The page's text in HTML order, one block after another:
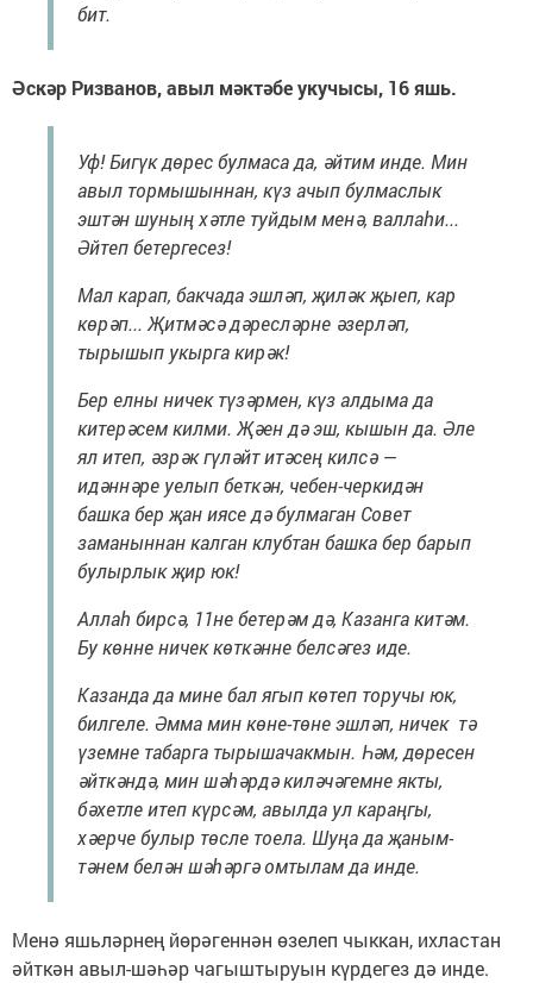
бит.
Әскәр Ризванов, авыл мәктәбе укучысы, 16 яшь.
Уф! Бигүк дөрес булмаса да, әйтим инде. Мин
авыл тормышыннан, күз ачып булмаслык
эштән шуның хәтле туйдым менә, валлаһи...
Әйтеп бетергесез!
Мал карап, бакчада эшләп, җиләк җыеп, кар
көрәп... Җитмәсә дәресләрне әзерләп,
тырышып укырга кирәк!
Бер елны ничек түзәрмен, күз алдыма да
китерәсем килми. Җәен дә эш, кышын да. Әле
ял итеп, әзрәк гүләйт итәсең килсә —
идәннәре уелып беткән, чебен-черкидән
башка бер җан иясе дә булмаган Совет
заманыннан калган клубтан башка бер барып
булырлык җир юк!
Аллаһ бирсә, 11не бетерәм дә, Казанга китәм.
Бу көнне ничек көткәнне белсәгез иде.
Казанда да мине бал ягып көтеп торучы юк,
билгеле. Әмма мин көне-төне эшләп, ничек тә
үземне табарга тырышачакмын. Һәм, дөресен
әйткәндә, мин шәһәрдә киләчәгемне якты,
бәхетле итеп күрсәм, авылда ул караңгы,
хәерче булыр төсле тоела. Шуңа да җаным-
тәнем белән шәһәргә омтылам да инде.
Менә яшьләрнең йөрәгеннән өзелеп чыккан, ихластан
әйткән авыл-шәһәр чагыштыруын күрдегез дә инде.